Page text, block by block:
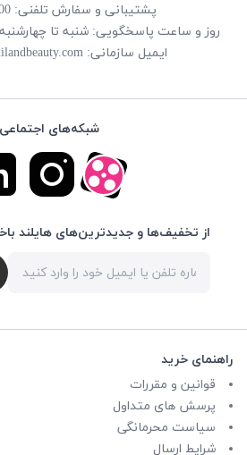
پشتیبانی و سفارش تلفنی: 41688000-021
روز و ساعت پاسخگویی: شنبه تا چهارشنبه از ساعت
ایمیل سازمانی:
شبکه‌های
از تخفیف‌ها و جدیدترین‌های هایلند
راهنمای خرید
قوانین و مقررات
پرسش های متداول
سیاست محرمانگی
شرایط ارسال